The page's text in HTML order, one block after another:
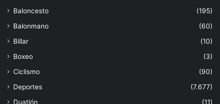
Baloncesto
(195)
Balonmano
(60)
Billar
(10)
Boxeo
(3)
Ciclismo
(90)
Deportes
(7.677)
Duatlón
(11)